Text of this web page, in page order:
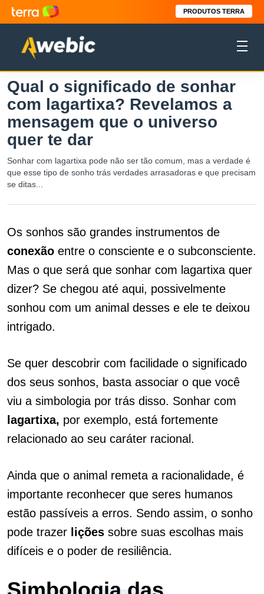
PRODUTOS TERRA
Qual o significado de sonhar
com lagartixa? Revelamos a
mensagem que o universo
quer te dar
Sonhar com lagartixa pode não ser tão comum, mas a verdade é
que esse tipo de sonho trás verdades arrasadoras e que precisam
se ditas...
Os sonhos são grandes instrumentos de
conexão entre o consciente e o subconsciente.
Mas o que será que sonhar com lagartixa quer
dizer? Se chegou até aqui, possivelmente
sonhou com um animal desses e ele te deixou
intrigado.
Se quer descobrir com facilidade o significado
dos seus sonhos, basta associar o que você
viu a simbologia por trás disso. Sonhar com
lagartixa, por exemplo, está fortemente
relacionado ao seu caráter racional.
Ainda que o animal remeta a racionalidade, é
importante reconhecer que seres humanos
estão passíveis a erros. Sendo assim, o sonho
pode trazer lições sobre suas escolhas mais
difíceis e o poder de resiliência.